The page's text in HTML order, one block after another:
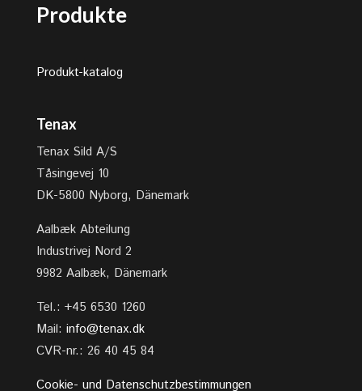
Produkte
Produkt-katalog
Tenax
Tenax Sild A/S
Tåsingevej 10
DK-5800 Nyborg, Dänemark
Aalbæk Abteilung
Industrivej Nord 2
9982 Aalbæk, Dänemark
Tel.: +45 6530 1260
Mail: info@tenax.dk
CVR-nr.: 26 40 45 84
Cookie- und Datenschutzbestimmungen